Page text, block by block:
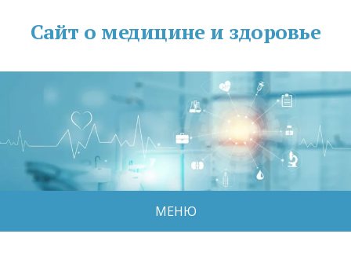
Сайт о медицине и здоровье
МЕНЮ